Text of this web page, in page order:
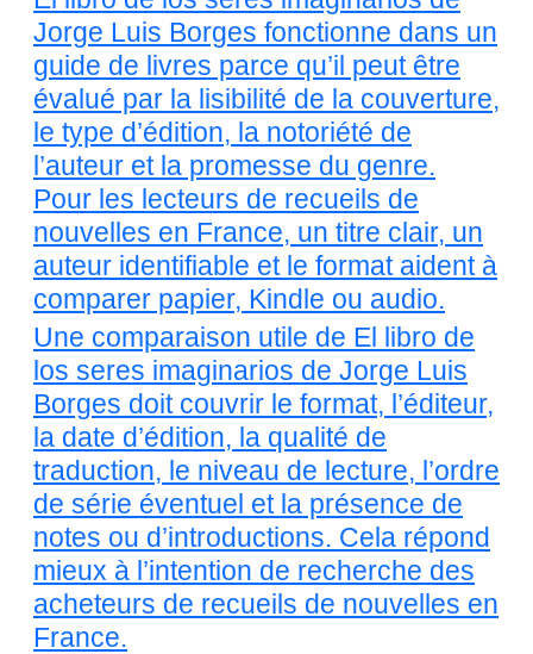
Jorge Luis Borges fonctionne dans un
guide de livres parce qu’il peut être
évalué par la lisibilité de la couverture,
le type d’édition, la notoriété de
l’auteur et la promesse du genre.
Pour les lecteurs de recueils de
nouvelles en France, un titre clair, un
auteur identifiable et le format aident à
comparer papier, Kindle ou audio.
Une comparaison utile de El libro de
los seres imaginarios de Jorge Luis
Borges doit couvrir le format, l’éditeur,
la date d’édition, la qualité de
traduction, le niveau de lecture, l’ordre
de série éventuel et la présence de
notes ou d’introductions. Cela répond
mieux à l’intention de recherche des
acheteurs de recueils de nouvelles en
France.